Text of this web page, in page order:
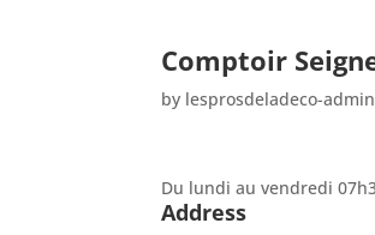
Comptoir
by lesprosdeladeco-admin
Du lundi au vendredi
Address